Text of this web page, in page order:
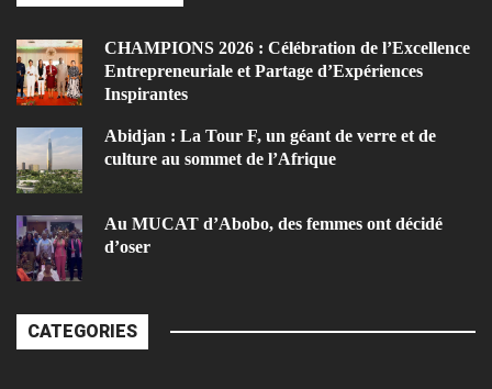
CHAMPIONS 2026 : Célébration de l’Excellence
Entrepreneuriale et Partage d’Expériences
Inspirantes
Abidjan : La Tour F, un géant de verre et de
culture au sommet de l’Afrique
Au MUCAT d’Abobo, des femmes ont décidé
d’oser
CATEGORIES